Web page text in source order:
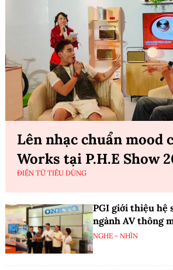
Lên nhạc chuẩn mood
Works tại P.H.E Show
ĐIỆN TỬ TIÊU DÙNG
PGI giới thiệu hệ
ngành AV thông
NGHE - NHÌN